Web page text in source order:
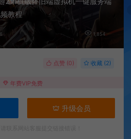
教程
1,854
点赞 (0) 收藏 (2)
年费VIP免费
升级会员